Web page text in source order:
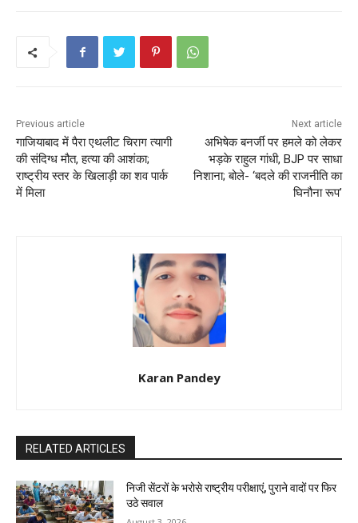
p
p
Previous article
गाजियाबाद में पैरा एथलीट चिराग त्यागी
की संदिग्ध मौत, हत्या की आशंका;
राष्ट्रीय स्तर के खिलाड़ी का शव पार्क
में मिला
Next article
अभिषेक बनर्जी पर हमले को लेकर
भड़के राहुल गांधी, BJP पर साधा
निशाना; बोले- ‘बदले की राजनीति का
घिनौना रूप’
Karan Pandey
RELATED ARTICLES
निजी सेंटरों के भरोसे राष्ट्रीय परीक्षाएं, पुराने वादों पर फिर
उठे सवाल